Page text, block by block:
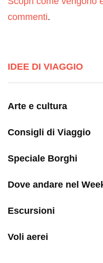
commenti.
IDEE DI VIAGGIO
Arte e cultura
Consigli di Viaggio
Speciale Borghi
Dove andare nel
Escursioni
Voli aerei